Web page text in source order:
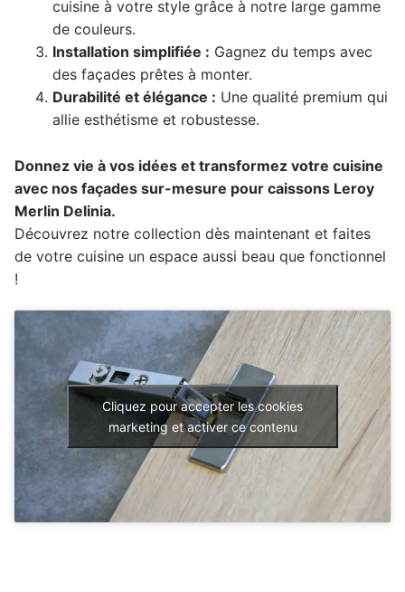
cuisine à votre style grâce à notre large gamme
de couleurs.
Installation simplifiée : Gagnez du temps avec
des façades prêtes à monter.
Durabilité et élégance : Une qualité premium qui
allie esthétisme et robustesse.
Donnez vie à vos idées et transformez votre cuisine
avec nos façades sur-mesure pour caissons Leroy
Merlin Delinia.
Découvrez notre collection dès maintenant et faites
de votre cuisine un espace aussi beau que fonctionnel
!
Cliquez pour accepter les cookies
marketing et activer ce contenu